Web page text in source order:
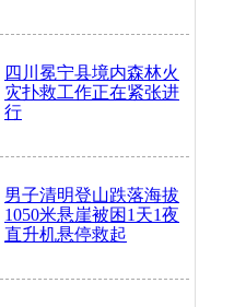
四川冕宁县境内森林火
灾扑救工作正在紧张进
行
男子清明登山跌落海拔
1050米悬崖被困1天1夜
直升机悬停救起